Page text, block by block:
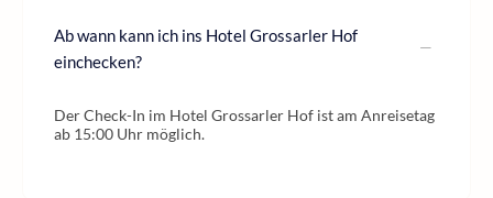
Ab wann kann ich ins Hotel Grossarler Hof
einchecken?
Der Check-In im Hotel Grossarler Hof ist am Anreisetag
ab 15:00 Uhr möglich.